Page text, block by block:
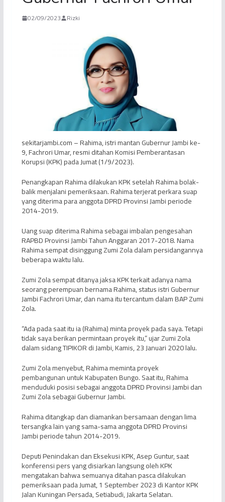
02/09/2023 Rizki
sekitarjambi.com – Rahima, istri mantan Gubernur Jambi ke-
9, Fachrori Umar, resmi ditahan Komisi Pemberantasan
Korupsi (KPK) pada Jumat (1/9/2023).
Penangkapan Rahima dilakukan KPK setelah Rahima bolak-
balik menjalani pemeriksaan. Rahima terjerat perkara suap
yang diterima para anggota DPRD Provinsi Jambi periode
2014-2019.
Uang suap diterima Rahima sebagai imbalan pengesahan
RAPBD Provinsi Jambi Tahun Anggaran 2017-2018. Nama
Rahima sempat disinggung Zumi Zola dalam persidangannya
beberapa waktu lalu.
Zumi Zola sempat ditanya jaksa KPK terkait adanya nama
seorang perempuan bernama Rahima, status istri Gubernur
Jambi Fachrori Umar, dan nama itu tercantum dalam BAP Zumi
Zola.
“Ada pada saat itu ia (Rahima) minta proyek pada saya. Tetapi
tidak saya berikan permintaan proyek itu,” ujar Zumi Zola
dalam sidang TIPIKOR di Jambi, Kamis, 23 Januari 2020 lalu.
Zumi Zola menyebut, Rahima meminta proyek
pembangunan untuk Kabupaten Bungo. Saat itu, Rahima
menduduki posisi sebagai anggota DPRD Provinsi Jambi dan
Zumi Zola sebagai Gubernur Jambi.
Rahima ditangkap dan diamankan bersamaan dengan lima
tersangka lain yang sama-sama anggota DPRD Provinsi
Jambi periode tahun 2014-2019.
Deputi Penindakan dan Eksekusi KPK, Asep Guntur, saat
konferensi pers yang disiarkan langsung oleh KPK
mengatakan bahwa semuanya ditahan pasca dilakukan
pemeriksaan pada Jumat, 1 September 2023 di Kantor KPK
Jalan Kuningan Persada, Setiabudi, Jakarta Selatan.